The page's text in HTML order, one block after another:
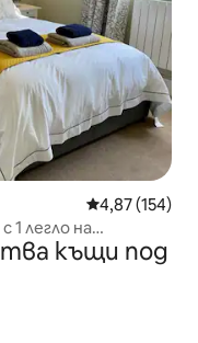
Средна
4,87 (154)
легло на
къщи под